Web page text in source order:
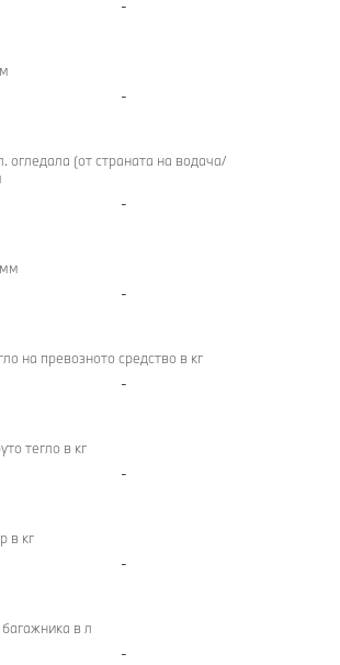
-
-
огледала (от страната на водача/
-
-
на превозното средство в кг
-
тегло в кг
-
в кг
-
в л
-